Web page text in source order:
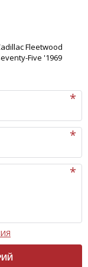
Fleetwood
Five '1969
на сайте,
правил: